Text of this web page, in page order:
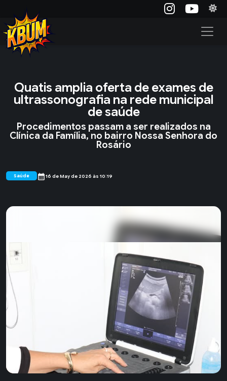
Quatis amplia oferta de exames de
ultrassonografia na rede municipal
de saúde
Procedimentos passam a ser realizados na
Clínica da Família, no bairro Nossa Senhora do
Rosário
Saúde calendar_month16 de May de 2026 às 10:19